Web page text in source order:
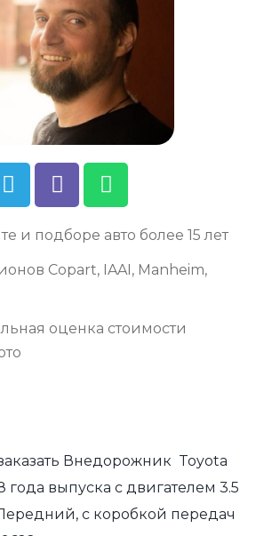
и подборе авто более 15 лет
Copart, IAAI, Manheim,
оценка стоимости
Внедорожник Toyota
года выпуска с двигателем 3.5
с коробкой передач